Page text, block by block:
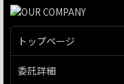
トップページ
委託詳細